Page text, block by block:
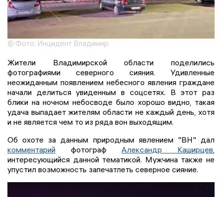
© Фото: Инцидент Владимир
Жители Владимирской области поделились
фотографиями северного сияния. Удивленные
неожиданным появлением небесного явления граждане
начали делиться увиденным в соцсетях. В этот раз
блики на ночном небосводе было хорошо видно, такая
удача выпадает жителям области не каждый день, хотя
и не является чем то из ряда вон выходящим.
Об охоте за данным природным явлением "ВН" дал
комментарий фотографАлександр Каширцев
интересующийся данной тематикой. Мужчина также не
упустил возможность запечатлеть северное сияние.